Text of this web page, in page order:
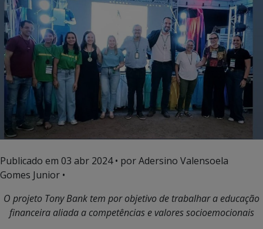
Publicado em 03 abr 2024• por Adersino Valensoela
Gomes Junior •
O projeto Tony Bank tem por objetivo de trabalhar a educação
financeira aliada a competências e valores socioemocionais